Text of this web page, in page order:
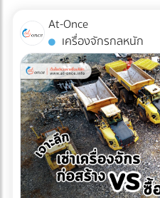
อัตโนมัติ หรือ Inspection
การผลิต แต่มันคือ "ผู้พิทักษ์แ
อาจทำลายธุรกิจได้ในชั่วข้ามคืน
At-Once
เครื่องจักรกลหนัก